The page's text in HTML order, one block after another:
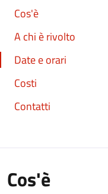
Cos'è
A chi è rivolto
Date e orari
Costi
Contatti
Cos'è